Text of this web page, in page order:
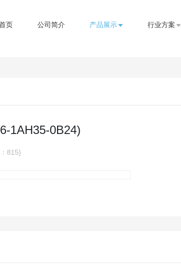
页 公司简介 产品展示 行业方案
1AH35-0B24)
815}